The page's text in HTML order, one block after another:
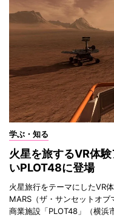
学ぶ・知る
火星を旅するVR体
いPLOT48に登場
火星旅行をテーマにしたVR
MARS（ザ・サンセットオ
商業施設「PLOT48」（横浜